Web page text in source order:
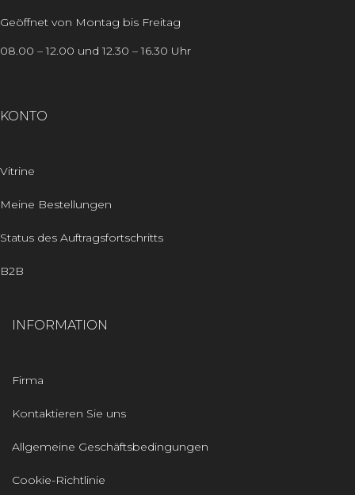
Geöffnet von Montag bis Freitag
08.00 – 12.00 und 12.30 – 16.30 Uhr
KONTO
Vitrine
Meine Bestellungen
Status des Auftragsfortschritts
B2B
INFORMATION
Firma
Kontaktieren Sie uns
Allgemeine Geschäftsbedingungen
Cookie-Richtlinie